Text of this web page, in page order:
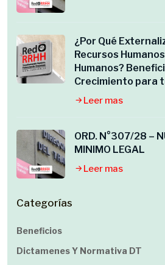
¿Por Qué
Recursos
Humanos?
Crecimiento para
Leer mas
ORD. N°307/28 –
MINIMO LEGAL
Leer mas
Categorías
Beneficios
Dictamenes Y Normativa DT